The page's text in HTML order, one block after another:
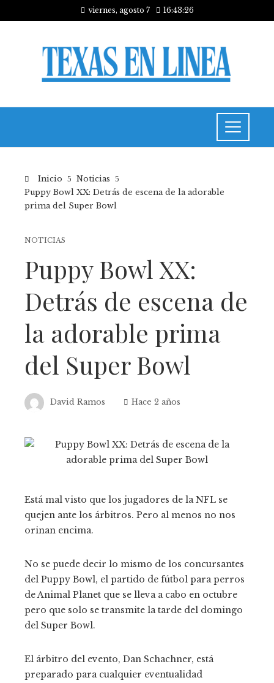
viernes, agosto 7 16:43:26
Inicio
Noticias
Puppy Bowl XX: Detrás de escena de la adorable
prima del Super Bowl
NOTICIAS
Puppy Bowl XX:
Detrás de escena de
la adorable prima
del Super Bowl
David Ramos Hace 2 años
Está mal visto que los jugadores de la NFL se
quejen ante los árbitros. Pero al menos no nos
orinan encima.
No se puede decir lo mismo de los concursantes
del Puppy Bowl, el partido de fútbol para perros
de Animal Planet que se lleva a cabo en octubre
pero que solo se transmite la tarde del domingo
del Super Bowl.
El árbitro del evento, Dan Schachner, está
preparado para cualquier eventualidad